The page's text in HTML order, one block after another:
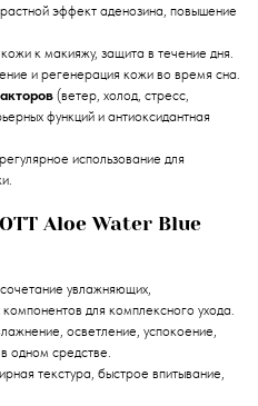
эффект аденозина, повышение
к макияжу, защита в течение дня.
и регенерация кожи во время сна.
(ветер, холод, стресс,
функций и антиоксидантная
использование для
Aloe Water Blue
увлажняющих,
для комплексного ухода.
осветление, успокоение,
одном средстве.
текстура, быстрое впитывание,